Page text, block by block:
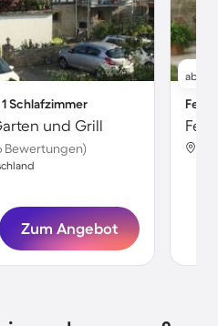
1 Schlafzimmer
und Grill
Bewertungen)
Zum Angebot
ab